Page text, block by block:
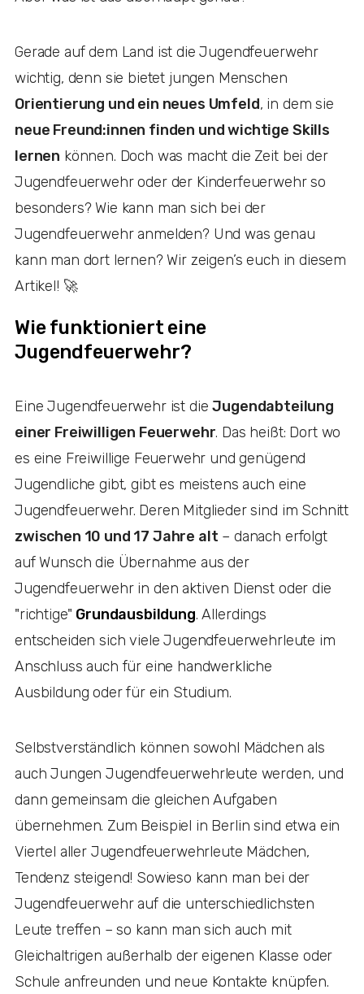
Gerade auf dem Land ist die Jugendfeuerwehr
wichtig, denn sie bietet jungen Menschen
Orientierung und ein neues Umfeld, in dem sie
neue Freund:innen finden und wichtige Skills
lernen können. Doch was macht die Zeit bei der
Jugendfeuerwehr oder der Kinderfeuerwehr so
besonders? Wie kann man sich bei der
Jugendfeuerwehr anmelden? Und was genau
kann man dort lernen? Wir zeigen’s euch in diesem
Artikel! 🚀
Wie funktioniert eine
Jugendfeuerwehr?
Eine Jugendfeuerwehr ist dieJugendabteilung
einer Freiwilligen Feuerwehr. Das heißt: Dort wo
es eine Freiwillige Feuerwehr und genügend
Jugendliche gibt, gibt es meistens auch eine
Jugendfeuerwehr. Deren Mitglieder sind im Schnitt
zwischen 10 und 17 Jahre alt – danach erfolgt
auf Wunsch die Übernahme aus der
Jugendfeuerwehr in den aktiven Dienst oder die
"richtige" Grundausbildung. Allerdings
entscheiden sich viele Jugendfeuerwehrleute im
Anschluss auch für eine handwerkliche
Ausbildung oder für ein Studium.
Selbstverständlich können sowohl Mädchen als
auch Jungen Jugendfeuerwehrleute werden, und
dann gemeinsam die gleichen Aufgaben
übernehmen. Zum Beispiel in Berlin sind etwa ein
Viertel aller Jugendfeuerwehrleute Mädchen,
Tendenz steigend! Sowieso kann man bei der
Jugendfeuerwehr auf die unterschiedlichsten
Leute treffen – so kann man sich auch mit
Gleichaltrigen außerhalb der eigenen Klasse oder
Schule anfreunden und neue Kontakte knüpfen.